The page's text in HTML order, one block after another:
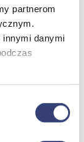
partnerom
innymi danymi